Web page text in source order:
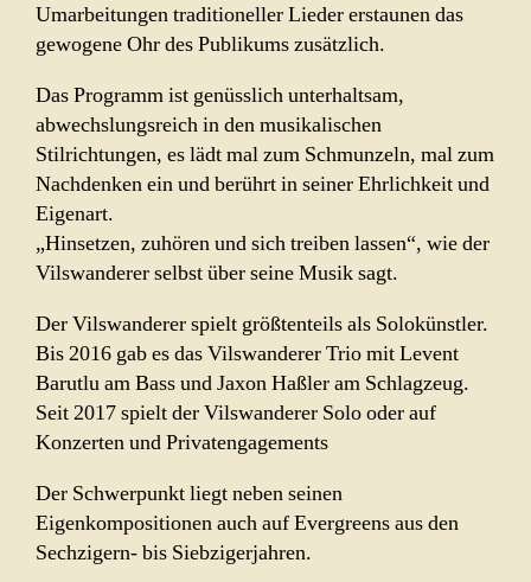
Umarbeitungen traditioneller Lieder erstaunen das
gewogene Ohr des Publikums zusätzlich.
Das Programm ist genüsslich unterhaltsam,
abwechslungsreich in den musikalischen
Stilrichtungen, es lädt mal zum Schmunzeln, mal zum
Nachdenken ein und berührt in seiner Ehrlichkeit und
Eigenart.
„Hinsetzen, zuhören und sich treiben lassen“, wie der
Vilswanderer selbst über seine Musik sagt.
Der Vilswanderer spielt größtenteils als Solokünstler.
Bis 2016 gab es das Vilswanderer Trio mit Levent
Barutlu am Bass und Jaxon Haßler am Schlagzeug.
Seit 2017 spielt der Vilswanderer Solo oder auf
Konzerten und Privatengagements
Der Schwerpunkt liegt neben seinen
Eigenkompositionen auch auf Evergreens aus den
Sechzigern- bis Siebzigerjahren.